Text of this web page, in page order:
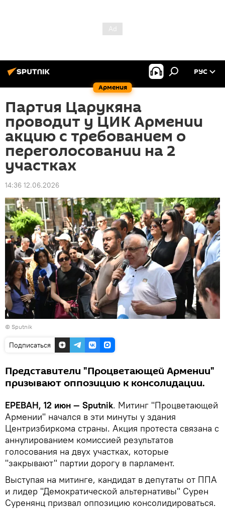
Армения
РУС
Партия Царукяна
проводит у ЦИК Армении
акцию с требованием о
переголосовании на 2
участках
14:36 12.06.2026
© Sputnik
Подписаться
Представители "Процветающей Армении"
призывают оппозицию к консолидации.
ЕРЕВАН, 12 июн — Sputnik. Митинг "Процветающей
Армении" начался в эти минуты у здания
Центризбиркома страны. Акция протеста связана с
аннулированием комиссией результатов
голосования на двух участках, которые
"закрывают" партии дорогу в парламент.
Выступая на митинге, кандидат в депутаты от ППА
и лидер "Демократической альтернативы" Сурен
Суренянц призвал оппозицию консолидироваться.